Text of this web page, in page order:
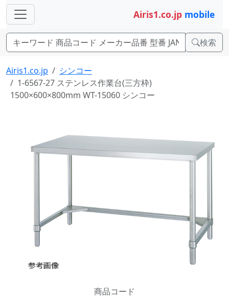
Airis1.co.jp mobile
検索
Airis1.co.jp
シンコー
1-6567-27 ステンレス作業台(三方枠)
1500×600×800mm WT-15060 シンコー
商品コード